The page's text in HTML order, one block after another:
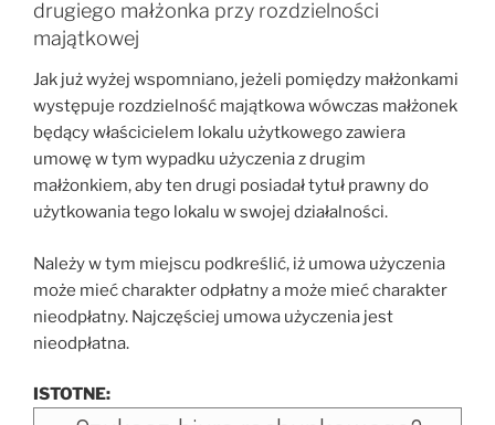
drugiego małżonka przy rozdzielności
majątkowej
Jak już wyżej wspomniano, jeżeli pomiędzy małżonkami
występuje rozdzielność majątkowa wówczas małżonek
będący właścicielem lokalu użytkowego zawiera
umowę w tym wypadku użyczenia z drugim
małżonkiem, aby ten drugi posiadał tytuł prawny do
użytkowania tego lokalu w swojej działalności.
Należy w tym miejscu podkreślić, iż umowa użyczenia
może mieć charakter odpłatny a może mieć charakter
nieodpłatny. Najczęściej umowa użyczenia jest
nieodpłatna.
ISTOTNE: